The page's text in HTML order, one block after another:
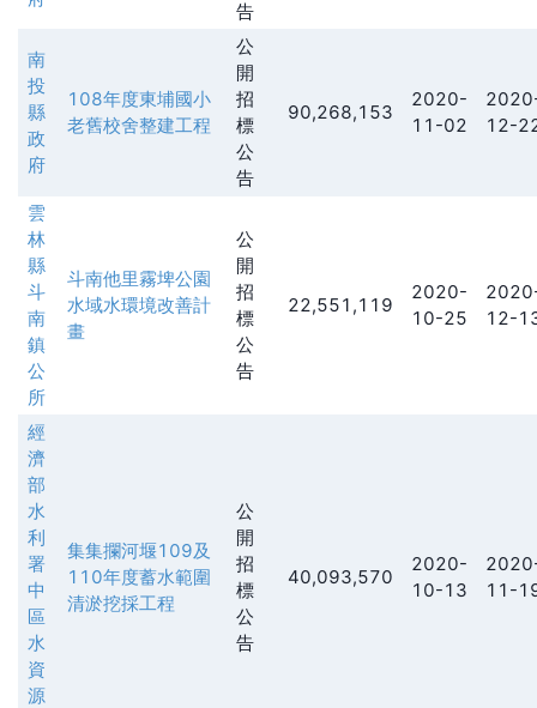
告
南
投
縣
政
府
108年度東埔國小
老舊校舍整建工程
公
開
招
標
公
告
90,268,153
2020-
11-02
12-
雲
林
縣
斗
南
鎮
公
所
斗南他里霧埤公園
水域水環境改善計
畫
公
開
招
標
公
告
22,551,119
2020-
10-25
12-
經
濟
部
水
利
署
中
區
水
資
源
集集攔河堰109及
110年度蓄水範圍
清淤挖採工程
公
開
招
標
公
告
40,093,570
2020-
10-13
11-